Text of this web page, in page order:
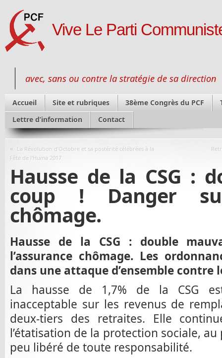
Vive Le Parti
avec, sans ou contre la stratégie de sa direction
Accueil Site et rubriques 38ème Congrès du PCF
Lettre d’information
Contact
« La Révolution d’Octobre et sa postérité célébrées à la
Fête de l’Huma 2017
Hausse de la CSG :
coup ! Danger sur
chômage.
Hausse de la CSG : double
l’assurance chômage. Les
dans une attaque d’ensemble
La hausse de 1,7% de la CSG
inacceptable sur les revenus de
deux-tiers des retraites. Elle
l’étatisation de la protection sociale,
peu libéré de toute responsabilité.